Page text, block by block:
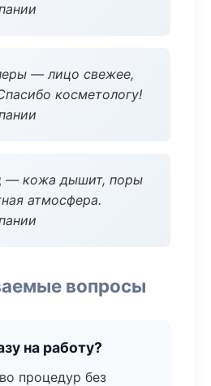
— лицо свежее,
косметологу!
— кожа дышит, поры
атмосфера.
вопросы
на работу?
процедур без